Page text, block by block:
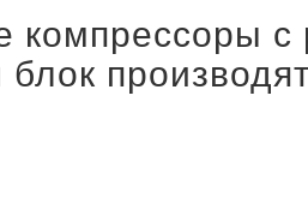
компрессоры
блок